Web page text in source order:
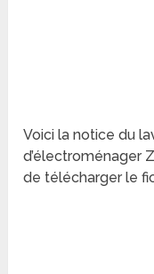
Voici la notice du
d’électroménager
de télécharger le